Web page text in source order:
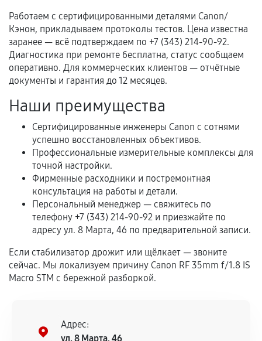
третьих лиц.
Естественный износ деталей, если иное не
предусмотрено отдельно.
Обращение после окончания гарантийного
срока.
Программные сбои, если это не указано в
Если комплектующие куплены
самостоятельно
Гарантия на выполненные работы может
сохраняться полностью или частично, если
соблюдены следующие условия:
Предоставленные детали подходят по
техническим параметрам и не имеют внешних
дефектов.
При этом гарантия на сами комплектующие
Работаем с сертифицированными деталями Canon/
Кэнон, прикладываем протоколы тестов. Цена известна
заранее — всё подтверждаем по +7 (343) 214-90-92.
Диагностика при ремонте бесплатна, статус сообщаем
оперативно. Для коммерческих клиентов — отчётные
документы и гарантия до 12 месяцев.
Наши преимущества
Сертифицированные инженеры Canon с сотнями
успешно восстановленных объективов.
Профессиональные измерительные комплексы для
точной настройки.
Фирменные расходники и постремонтная
консультация на работы и детали.
Персональный менеджер — свяжитесь по
телефону +7 (343) 214-90-92 и приезжайте по
адресу ул. 8 Марта, 46 по предварительной записи.
Если стабилизатор дрожит или щёлкает — звоните
сейчас. Мы локализуем причину Canon RF 35mm f/1.8 IS
Macro STM с бережной разборкой.
Адрес:
ул. 8 Марта, 46